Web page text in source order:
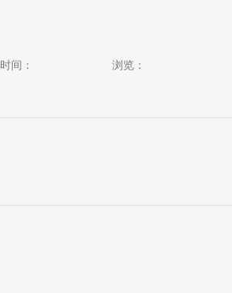
时间： 浏览：